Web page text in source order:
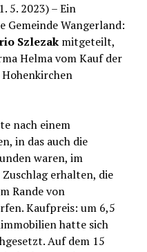
5. 2023) – Ein
Gemeinde Wangerland:
Szlezak mitgeteilt,
Helma vom Kauf der
nach einem
in das auch die
waren, im
erhalten, die
Rande von
Kaufpreis: um 6,5
hatte sich
Auf dem 15